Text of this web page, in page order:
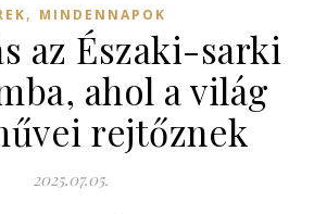
, MINDENNAPOK
az Északi-sarki
ahol a világ
rejtőznek
2025.07.05.